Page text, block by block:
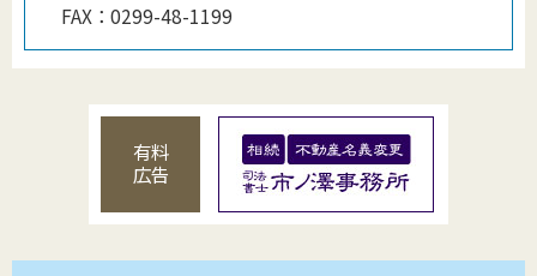
FAX： 0299-48-1199
有料
広告